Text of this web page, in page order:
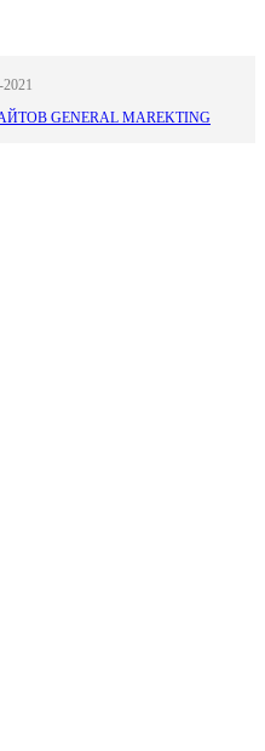
GENERAL MAREKTING